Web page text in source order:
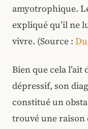
amyotrophique.
expliqué qu’il ne
vivre. (Source :
Bien que cela l’ait
dépressif, son
constitué un
trouvé une raison